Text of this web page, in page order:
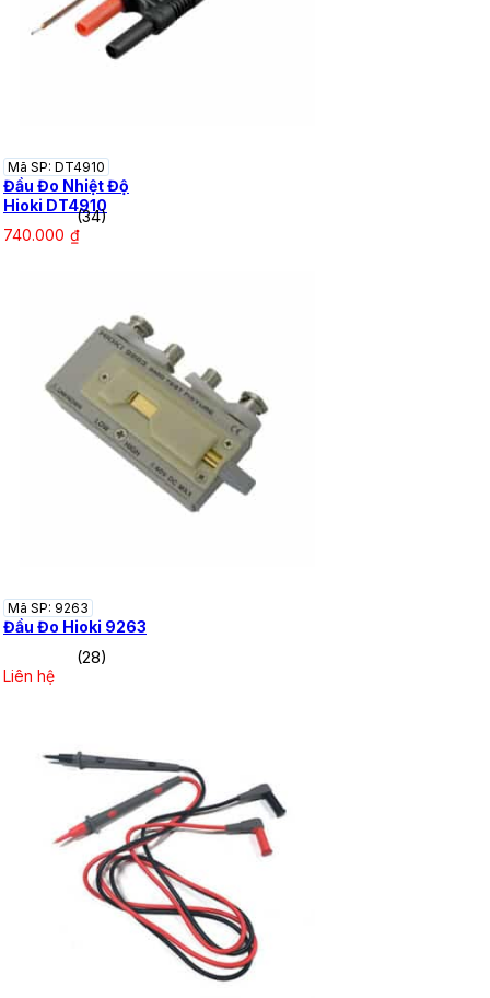
Mã SP: DT4910
Đầu Đo Nhiệt Độ
Hioki DT4910
(34)
740.000 ₫
Mã SP: 9263
Đầu Đo Hioki 9263
(28)
Liên hệ